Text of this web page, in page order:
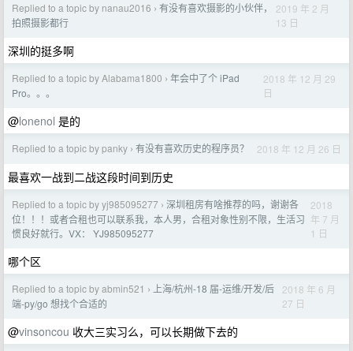
Replied to a topic by nanau2016 › 有没有喜欢摄影的小伙伴，
拍照摄影都行
2019 年 2 月
13 日
深圳的挺多啊
Replied to a topic by Alabama1800 › 年会中了个 iPad
Pro。。。
2018 年 12 月 29
日
@lonenol 是的
Replied to a topic by panky › 有没有喜欢历史的程序员？ 2018 年 12 月 26 日
最喜欢一战到二战这段时间到历史
Replied to a topic by yj985095277 › 深圳租房有啥推荐的吗，谢谢各
位！！！或者合租也可以联系我，本人男，合租对象性别不限，生活习
惯良好就行。VX： YJ985095277
2018
年 7 月
1 日
哪个区
Replied to a topic by abmin521 ›
上海/杭州-18 届-运维/开发/后
端-py/go 想找个合适的
2018 年 6 月
27 日
@vinsoncou 收大三实习么，可以长期做下去的